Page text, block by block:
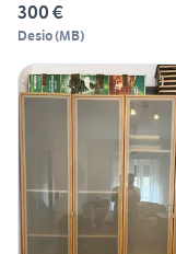
300 €
Desio(MB)